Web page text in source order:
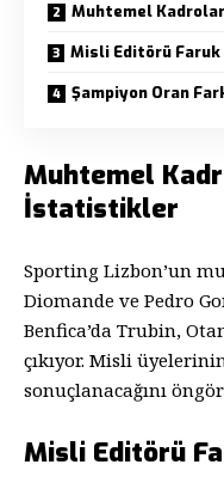
Muhtemel
Misli Editörü Faruk
Şampiyon Oran
Muhtemel
İstatistikler
Sporting Lizbon’un
Diomande ve Pedro
Benfica’da Trubin,
çıkıyor. Misli
sonuçlanacağını
Misli Editörü